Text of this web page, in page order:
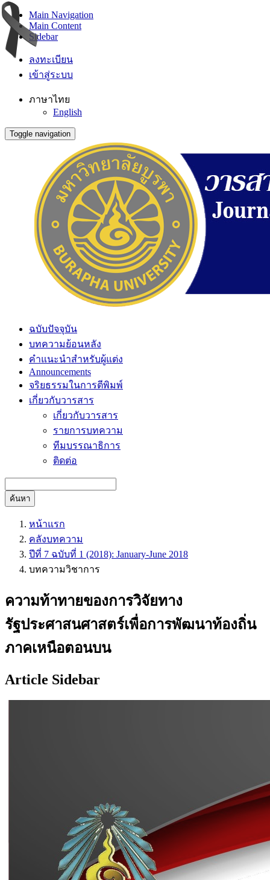
Main Navigation
Main Content
Sidebar
ลงทะเบียน
เข้าสู่ระบบ
ภาษาไทย
English
Toggle navigation
ฉบับปัจจุบัน
บทความย้อนหลัง
คำแนะนำสำหรับผู้แต่ง
Announcements
จริยธรรมในการตีพิมพ์
เกี่ยวกับวารสาร
เกี่ยวกับวารสาร
รายการบทความ
ทีมบรรณาธิการ
ติดต่อ
ค้นหา
หน้าแรก
คลังบทความ
ปีที่ 7 ฉบับที่ 1 (2018): January-June 2018
บทความวิชาการ
ความท้าทายของการวิจัยทาง
รัฐประศาสนศาสตร์เพื่อการพัฒนาท้องถิ่น
ภาคเหนือตอนบน
Article Sidebar